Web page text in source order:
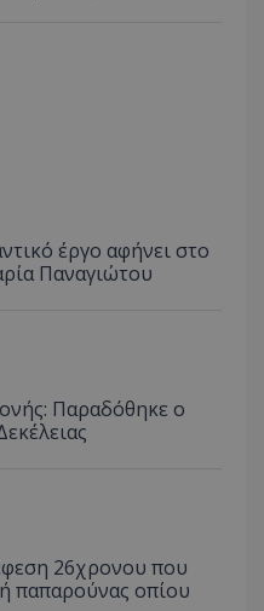
έργο αφήνει στο
Παναγιώτου
Παραδόθηκε ο
26χρονου που
παπαρούνας οπίου